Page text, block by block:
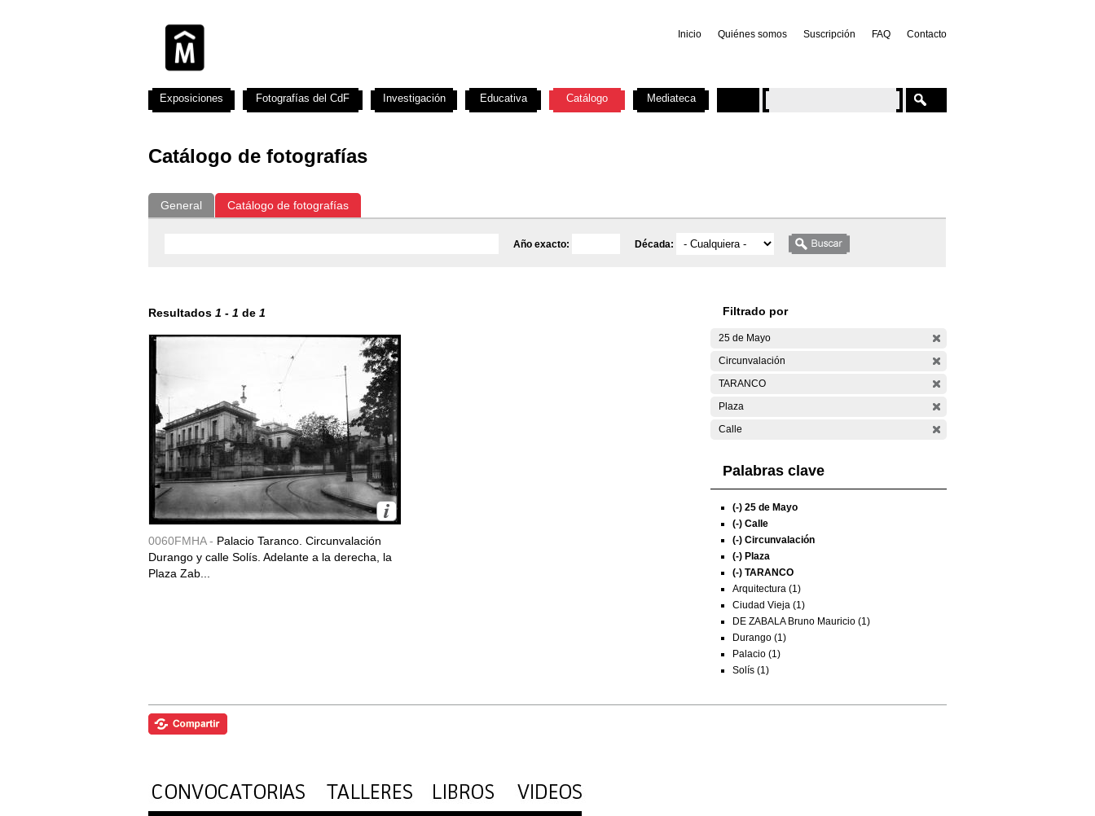
Inicio Quiénes somos Suscripción FAQ Contacto
Catálogo de fotografías
General Catálogo de fotografías
Año exacto: Década:
Resultados 1 - 1 de 1
0060FMHA - Palacio Taranco. Circunvalación
Durango y calle Solís. Adelante a la derecha, la
Plaza Zab...
Filtrado por
25 de Mayo
Circunvalación
TARANCO
Plaza
Calle
Palabras clave
(-) 25 de Mayo
(-) Calle
(-) Circunvalación
(-) Plaza
(-) TARANCO
Arquitectura (1)
Ciudad Vieja (1)
DE ZABALA Bruno Mauricio (1)
Durango (1)
Palacio (1)
Solís (1)
Exposiciones Fotografías del CdF Investigación Educativa Catálogo Mediateca